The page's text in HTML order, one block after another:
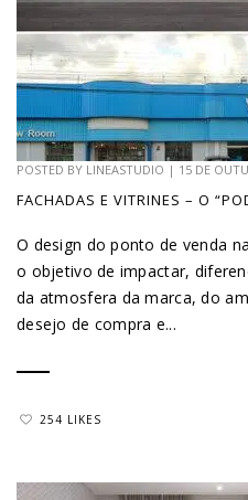
POSTED BY LINEASTUDIO | 15 DE
FACHADAS E VITRINES – O
O design do ponto de venda
o objetivo de impactar,
da atmosfera da marca, do
desejo de compra e...
254 LIKES